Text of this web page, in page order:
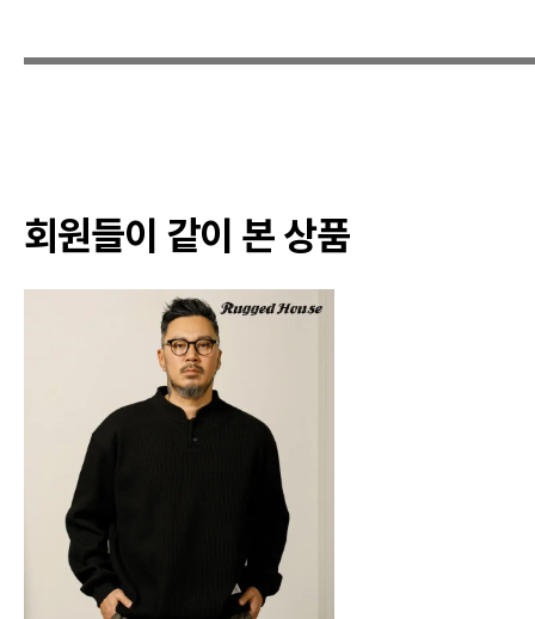
회원들이 같이 본 상품